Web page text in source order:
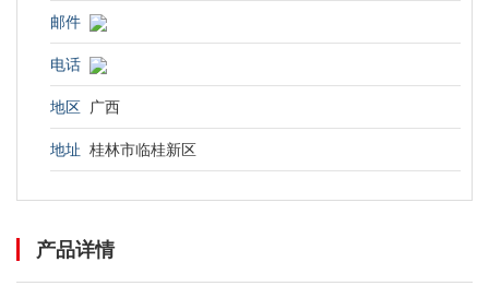
邮件
电话
地区 广西
地址 桂林市临桂新区
产品详情